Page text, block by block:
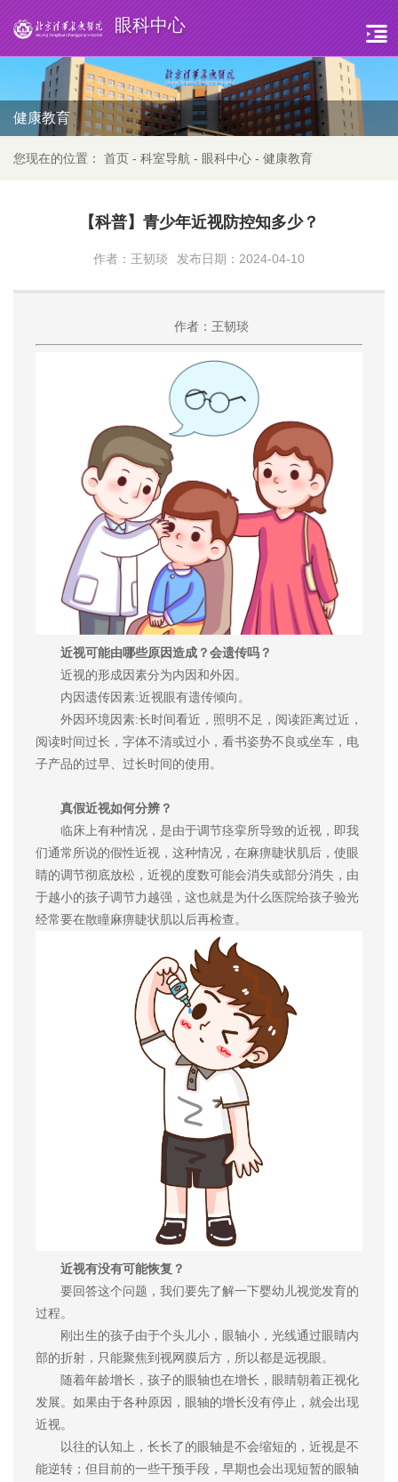
眼科中心
健康教育
您现在的位置： 首页 - 科室导航 - 眼科中心 - 健康教育
【科普】青少年近视防控知多少？
作者：王韧琰 发布日期：2024-04-10
作者：王韧琰
近视可能由哪些原因造成？会遗传吗？
近视的形成因素分为内因和外因。
内因遗传因素:近视眼有遗传倾向。
外因环境因素:长时间看近，照明不足，阅读距离过近，
阅读时间过长，字体不清或过小，看书姿势不良或坐车，电
子产品的过早、过长时间的使用。
真假近视如何分辨？
临床上有种情况，是由于调节痉挛所导致的近视，即我
们通常所说的假性近视，这种情况，在麻痹睫状肌后，使眼
睛的调节彻底放松，近视的度数可能会消失或部分消失，由
于越小的孩子调节力越强，这也就是为什么医院给孩子验光
经常要在散瞳麻痹睫状肌以后再检查。
近视有没有可能恢复？
要回答这个问题，我们要先了解一下婴幼儿视觉发育的
过程。
刚出生的孩子由于个头儿小，眼轴小，光线通过眼睛内
部的折射，只能聚焦到视网膜后方，所以都是远视眼。
随着年龄增长，孩子的眼轴也在增长，眼睛朝着正视化
发展。如果由于各种原因，眼轴的增长没有停止，就会出现
近视。
以往的认知上，长长了的眼轴是不会缩短的，近视是不
能逆转；但目前的一些干预手段，早期也会出现短暂的眼轴